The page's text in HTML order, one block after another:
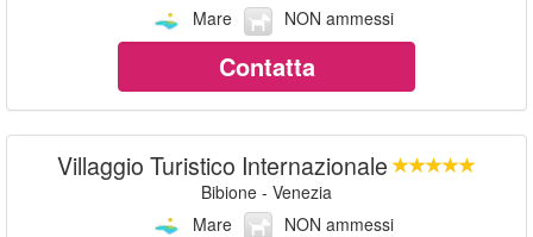
Mare
NON ammessi
Contatta
Villaggio Turistico Internazionale
Bibione - Venezia
Mare
NON ammessi